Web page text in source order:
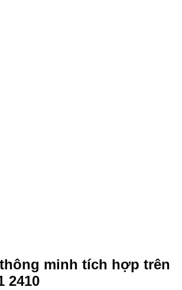
minh tích hợp trên
2410